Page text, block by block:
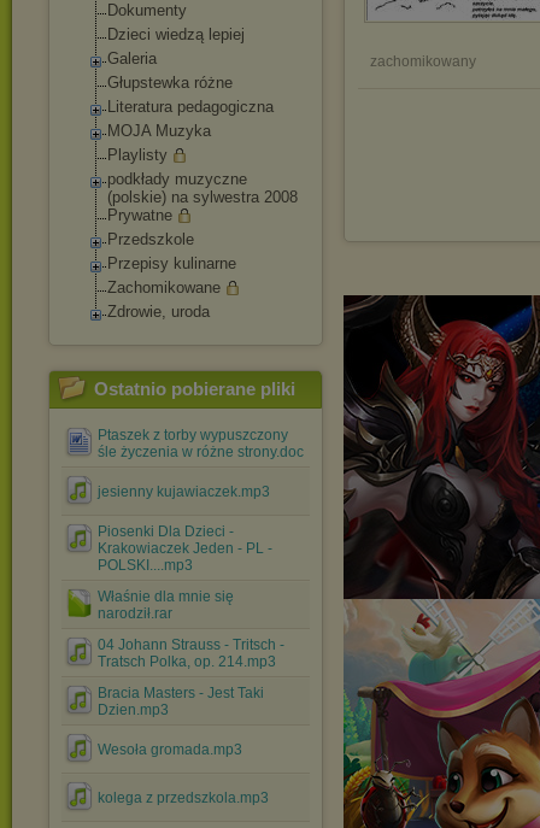
Dokumenty
Dzieci wiedzą lepiej
Galeria
Głupstewka różne
Literatura pedagogiczna
MOJA Muzyka
Playlisty
podkłady muzyczne
(polskie) na sylwestra 2008
Prywatne
Przedszkole
Przepisy kulinarne
Zachomikowane
Zdrowie, uroda
Ostatnio pobierane pliki
Ptaszek z torby wypuszczony
śle życzenia w różne strony.doc
jesienny kujawiaczek.mp3
Piosenki Dla Dzieci -
Krakowiaczek Jeden - PL -
POLSKI....mp3
Właśnie dla mnie się
narodził.rar
04 Johann Strauss - Tritsch -
Tratsch Polka, op. 214.mp3
Bracia Masters - Jest Taki
Dzien.mp3
Wesoła gromada.mp3
kolega z przedszkola.mp3
zachomikowany